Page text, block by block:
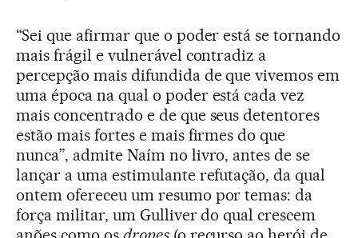
“Sei que afirmar que o poder está se tornando
mais frágil e vulnerável contradiz a
percepção mais difundida de que vivemos em
uma época na qual o poder está cada vez
mais concentrado e de que seus detentores
estão mais fortes e mais firmes do que
nunca”, admite Naím no livro, antes de se
lançar a uma estimulante refutação, da qual
ontem ofereceu um resumo por temas: da
força militar, um Gulliver do qual crescem